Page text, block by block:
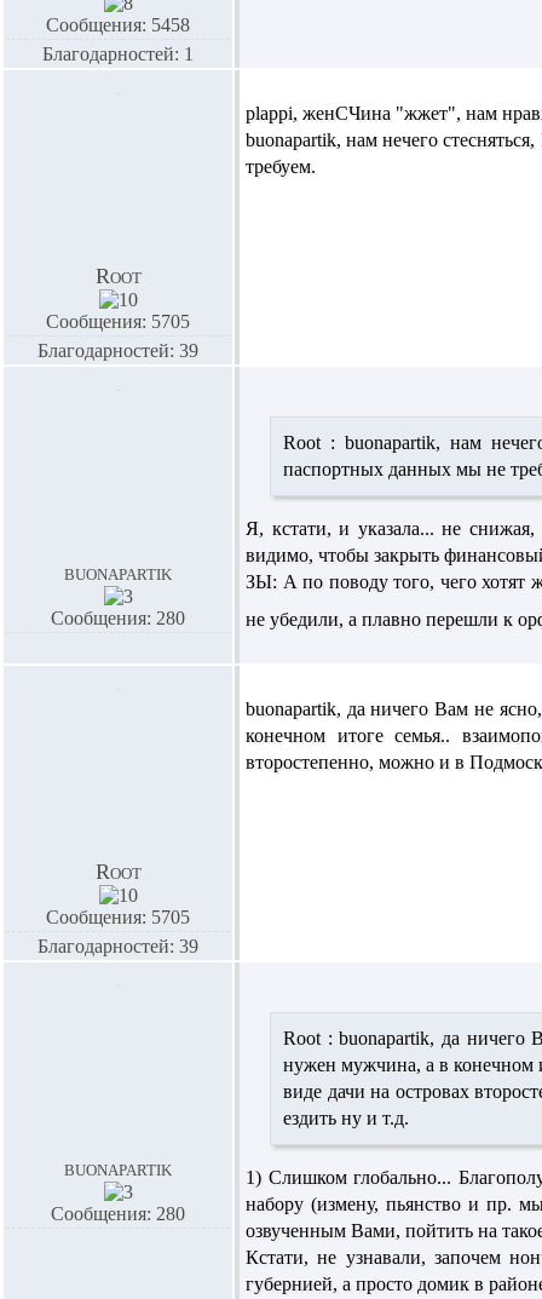
Сообщения: 5458
Благодарностей: 1
Root
Сообщения: 5705
Благодарностей: 39
plappi, женСЧина "жжет", нам
buonapartik,нам нечего
требуем.
buonapartik
Сообщения: 280
Root : buonapartik, нам
паспортных данных мы не
Я, кстати, и указала... не
видимо, чтобы закрыть
ЗЫ: А по поводу того, чего хотят
не убедили, а плавно перешли к
Root
Сообщения: 5705
Благодарностей: 39
buonapartik, да ничего Вам не
конечном итоге семья..
второстепенно, можно и в
buonapartik
Сообщения: 280
Root : buonapartik, да ничего
нужен мужчина, а в конечном
виде дачи на островах
ездить ну и т.д.
1) Слишком глобально...
набору (измену, пьянство и пр.
озвученным Вами, пойтить на
Кстати, не узнавали, започем
губернией, а просто домик в